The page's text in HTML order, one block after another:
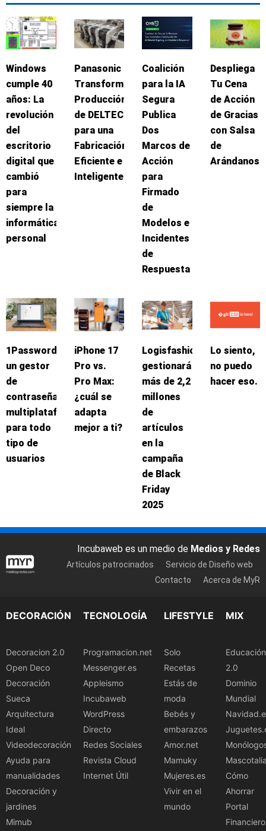
Windows
cumple 40
años: La
revolución
del
escritorio
digital que
cambió
para
siempre la
informática
personal
Panasonic
Transforma
Producción
de DELTEC
para una
Fabricación
Eficiente e
Inteligente
Coalición
para la IA
Segura
Publica
Dos
Marcos de
Acción
para
Firmado
de
Modelos e
Incidentes
de
Respuesta
Despliega
Tu Cena
de Acción
de Gracias
con Salsa
de
Arándanos
1Password:
un gestor
de
contraseñas
multiplataforma
para todo
tipo de
usuarios
iPhone 17
Pro vs.
Pro Max:
¿cuál se
adapta
mejor a ti?
Logisfashion
gestionará
más de 2,2
millones
de
artículos
en la
campaña
de Black
Friday
2025
Lo siento,
no puedo
hacer eso.
Incubaweb es un medio de Medios y Redes
Artículos patrocinados
Servicio de Diseño web
Contacto
Acerca de MyR
DECORACIÓN
Decoracion 2.0
Open Deco
Decoración
Sueca
Arquitectura
Ideal
Videodecoración
Ayuda para
manualidades
Decoración y
jardines
Mimub
TECNOLOGÍA
Programacion.net
Messenger.es
Appleismo
Incubaweb
WordPress
Directo
Redes Sociales
Revista Cloud
Internet Útil
LIFESTYLE
Solo
Recetas
Estás de
moda
Bebés y
embarazos
Amor.net
Mamuky
Mujeres.es
Vivir en el
mundo
MIX
Educación
2.0
Dominio
Mundial
Cómo
Ahorrar
Portal
Financiero